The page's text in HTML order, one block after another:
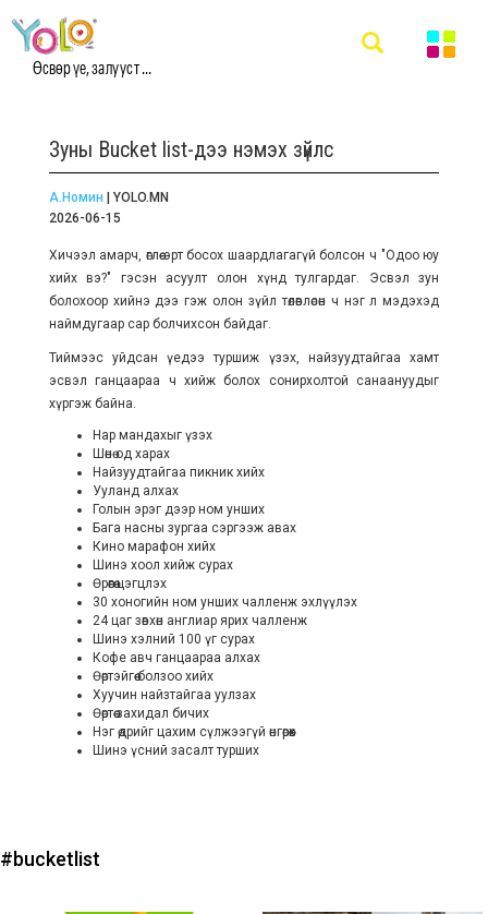
Өсвөр үе, залууст ...
Зуны Bucket list-дээ нэмэх зүйлс
А.Номин | YOLO.MN
2026-06-15
Хичээл амарч, өглөө эрт босох шаардлагагүй болсон ч "Одоо юу
хийх вэ?" гэсэн асуулт олон хүнд тулгардаг. Эсвэл зун
болохоор хийнэ дээ гэж олон зүйл төлөвлөсөн ч нэг л мэдэхэд
наймдугаар сар болчихсон байдаг.
Тиймээс уйдсан үедээ туршиж үзэх, найзуудтайгаа хамт
эсвэл ганцаараа ч хийж болох сонирхолтой санаануудыг
хүргэж байна.
Нар мандахыг үзэх
Шөнө од харах
Найзуудтайгаа пикник хийх
Ууланд алхах
Голын эрэг дээр ном унших
Бага насны зургаа сэргээж авах
Кино марафон хийх
Шинэ хоол хийж сурах
Өрөөгөө цэгцлэх
30 хоногийн ном унших чалленж эхлүүлэх
24 цаг зөвхөн англиар ярих чалленж
Шинэ хэлний 100 үг сурах
Кофе авч ганцаараа алхах
Өөртэйгөө болзоо хийх
Хуучин найзтайгаа уулзах
Өөртөө захидал бичих
Нэг өдрийг цахим сүлжээгүй өнгөрөөх
Шинэ үсний засалт турших
#bucketlist